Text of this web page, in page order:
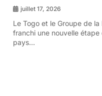
juillet 17, 2026
Le Togo et le Groupe de
franchi une nouvelle
pays...